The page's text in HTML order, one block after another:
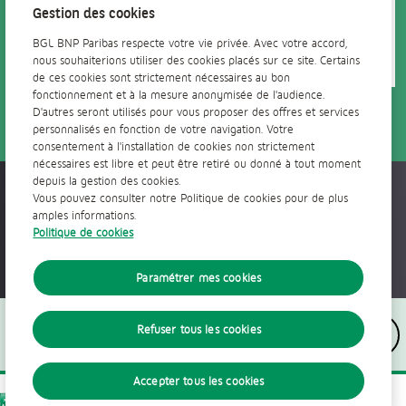
immobilier.
En savoir +
Accessible partout, tout le temps
Nous suivre
La banque d'un monde qui change
Gestion des cookies
BGL BNP Paribas respecte votre vie privée. Avec votre accord,
nous souhaiterions utiliser des cookies placés sur ce site. Certains
de ces cookies sont strictement nécessaires au bon
fonctionnement et à la mesure anonymisée de l'audience.
D'autres seront utilisés pour vous proposer des offres et services
personnalisés en fonction de votre navigation. Votre
consentement à l'installation de cookies non strictement
nécessaires est libre et peut être retiré ou donné à tout moment
depuis la gestion des cookies.
Vous pouvez consulter notre Politique de cookies pour de plus
amples informations.
Politique de cookies
Paramétrer mes cookies
Refuser tous les cookies
Accepter tous les cookies